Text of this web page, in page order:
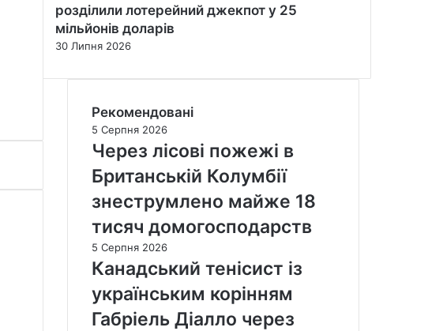
розділили лотерейний джекпот у 25
мільйонів доларів
30 Липня 2026
Рекомендовані
5 Серпня 2026
Через лісові пожежі в
Британській Колумбії
знеструмлено майже 18
тисяч домогосподарств
5 Серпня 2026
Канадський тенісист із
українським корінням
Габріель Діалло через